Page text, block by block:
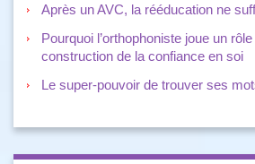
Après un AVC, la rééducation ne
Pourquoi l’orthophoniste joue un
construction de la confiance en soi
Le super-pouvoir de trouver ses